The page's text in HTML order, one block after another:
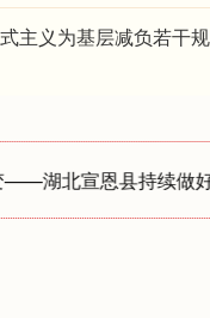
学习原声·
式主义为基层减负若干
恩县持续做好治水兴